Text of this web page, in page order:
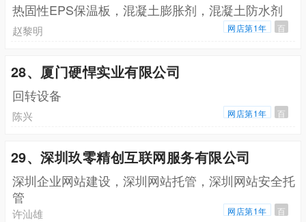
热固性EPS保温板，混凝土膨胀剂，混凝土防水剂
赵黎明 网店第1年 百
28、厦门硬悍实业有限公司
回转设备
陈兴 网店第1年 百
29、深圳玖零精创互联网服务有限公司
深圳企业网站建设，深圳网站托管，深圳网站安全托
管
许汕雄 网店第1年 百